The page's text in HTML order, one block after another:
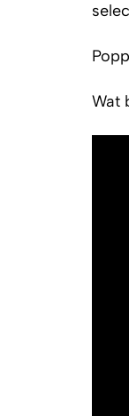
Wat